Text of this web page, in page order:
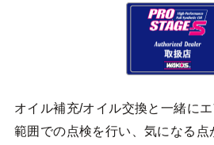
オイル補充/オイル交換と一緒に
範囲での点検を行い、気になる